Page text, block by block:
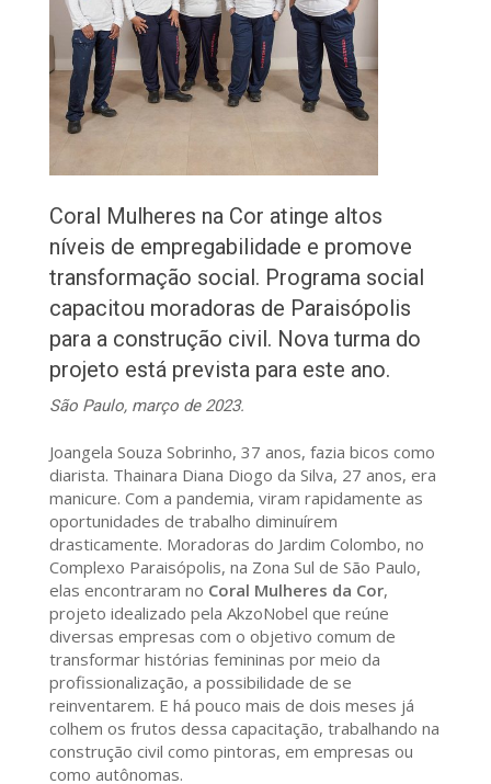
Coral Mulheres na Cor atinge altos
níveis de empregabilidade e promove
transformação social. Programa social
capacitou moradoras de Paraisópolis
para a construção civil. Nova turma do
projeto está prevista para este ano.
São Paulo, março de 2023.
Joangela Souza Sobrinho, 37 anos, fazia bicos como
diarista. Thainara Diana Diogo da Silva, 27 anos, era
manicure. Com a pandemia, viram rapidamente as
oportunidades de trabalho diminuírem
drasticamente. Moradoras do Jardim Colombo, no
Complexo Paraisópolis, na Zona Sul de São Paulo,
elas encontraram no Coral Mulheres da Cor,
projeto idealizado pela AkzoNobel que reúne
diversas empresas com o objetivo comum de
transformar histórias femininas por meio da
profissionalização, a possibilidade de se
reinventarem. E há pouco mais de dois meses já
colhem os frutos dessa capacitação, trabalhando na
construção civil como pintoras, em empresas ou
como autônomas.